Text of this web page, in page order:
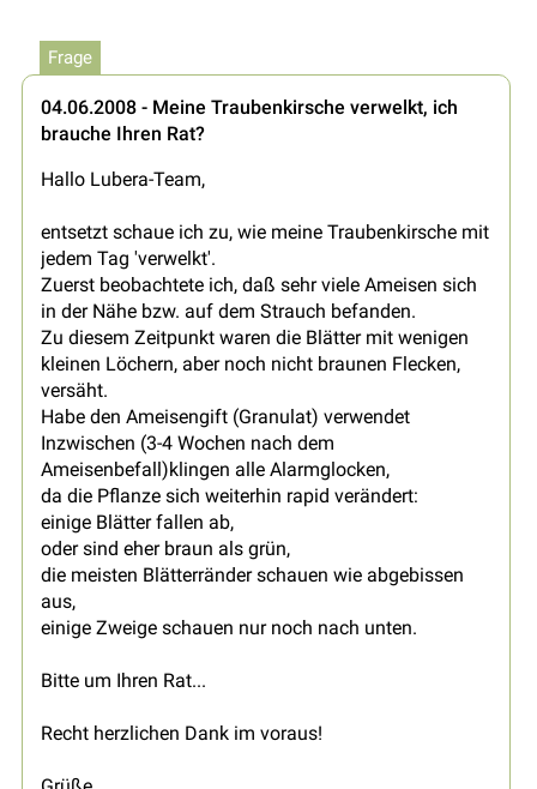
Frage
04.06.2008 - Meine Traubenkirsche verwelkt, ich
brauche Ihren Rat?
Hallo Lubera-Team,
entsetzt schaue ich zu, wie meine Traubenkirsche mit
jedem Tag 'verwelkt'.
Zuerst beobachtete ich, daß sehr viele Ameisen sich
in der Nähe bzw. auf dem Strauch befanden.
Zu diesem Zeitpunkt waren die Blätter mit wenigen
kleinen Löchern, aber noch nicht braunen Flecken,
versäht.
Habe den Ameisengift (Granulat) verwendet
Inzwischen (3-4 Wochen nach dem
Ameisenbefall)klingen alle Alarmglocken,
da die Pflanze sich weiterhin rapid verändert:
einige Blätter fallen ab,
oder sind eher braun als grün,
die meisten Blätterränder schauen wie abgebissen
aus,
einige Zweige schauen nur noch nach unten.
Bitte um Ihren Rat...
Recht herzlichen Dank im voraus!